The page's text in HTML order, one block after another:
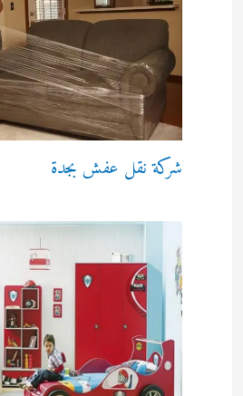
شركة نقل عفش بجدة